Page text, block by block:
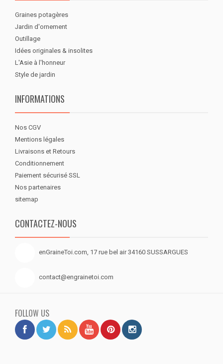
Graines potagères
Jardin d'ornement
Outillage
Idées originales & insolites
L'Asie à l'honneur
Style de jardin
INFORMATIONS
Nos CGV
Mentions légales
Livraisons et Retours
Conditionnement
Paiement sécurisé SSL
Nos partenaires
sitemap
CONTACTEZ-NOUS
enGraineToi.com, 17 rue bel air 34160 SUSSARGUES
contact@engrainetoi.com
FOLLOW US